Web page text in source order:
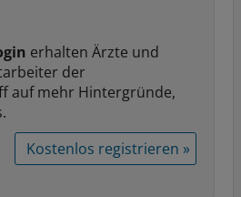
erhalten Ärzte und
der
auf mehr Hintergründe,
Kostenlos registrieren »